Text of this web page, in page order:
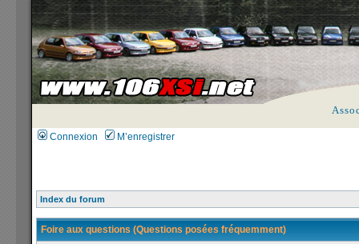
Connexion M’enregistrer
Index du forum
Foire aux questions (Questions posées fréquemment)